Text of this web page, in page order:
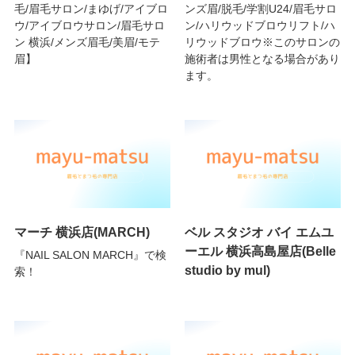
毛/眉毛サロン/まゆげ/アイブロ
ウ/アイブロウサロン/眉毛サロ
ン 横浜/メンズ眉毛/美眉/モテ
眉】
ンズ眉/脱毛/学割U24/眉毛サロ
ン/ハリウッドブロウリフト/ハ
リウッドブロウ※このサロンの
施術者は男性となる場合があり
ます。
マーチ 横浜店(MARCH)
『NAIL SALON MARCH』で検
索！
ベル スタジオ バイ エムユ
ーエル 横浜高島屋店(Belle
studio by mul)